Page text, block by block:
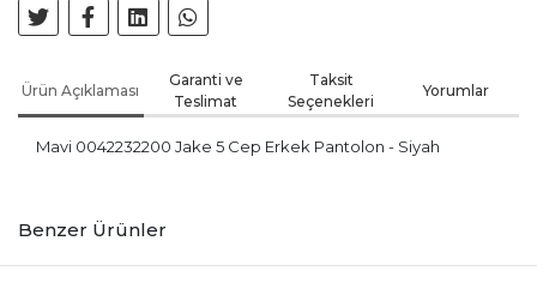
Ürün Açıklaması
Garanti ve
Teslimat
Taksit
Seçenekleri
Yorumlar
Mavi 0042232200 Jake 5 Cep Erkek Pantolon - Siyah
Benzer Ürünler